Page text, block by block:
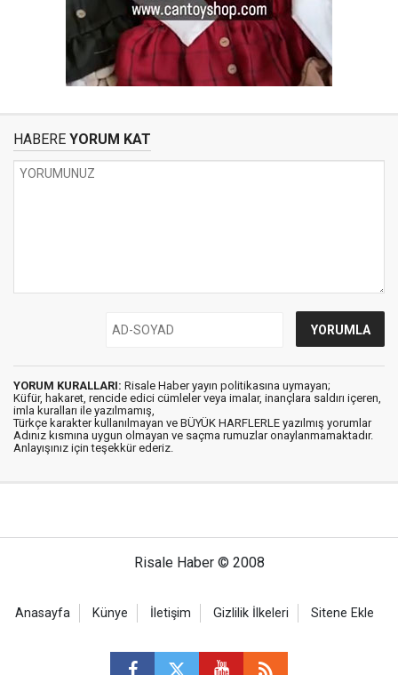
HABERE YORUM KAT
YORUM KURALLARI: Risale Haber yayın politikasına uymayan;
Küfür, hakaret, rencide edici cümleler veya imalar, inançlara saldırı içeren,
imla kuralları ile yazılmamış,
Türkçe karakter kullanılmayan ve BÜYÜK HARFLERLE yazılmış yorumlar
Adınız kısmına uygun olmayan ve saçma rumuzlar onaylanmamaktadır.
Anlayışınız için teşekkür ederiz.
Risale Haber © 2008
Anasayfa Künye İletişim Gizlilik İlkeleri Sitene Ekle